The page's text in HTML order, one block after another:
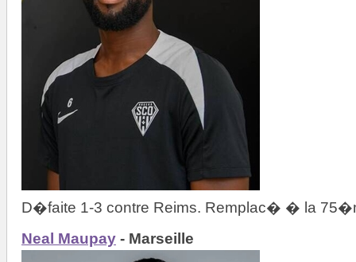
D�faite 1-3 contre Reims. Remplac� � la
Neal Maupay - Marseille